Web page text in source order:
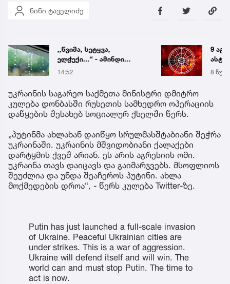
ნინი ტაველიძე
,,წვიმა, სეტყვა,
ელჭექი…“ - ამინდი
უარესდება
14:52
9
8
უკრაინის საგარეო საქმეთა მინისტრი დმიტრო
კულება დონბასში რუსეთის სამხედრო ოპერაციის
დაწყების შესახებ სოციალურ ქსელში წერს.
„პუტინმა ახლახან დაიწყო სრულმასშტაბიანი შეჭრა
უკრაინაში. უკრაინის მშვიდობიანი ქალაქები
დარტყმის ქვეშ არიან. ეს არის აგრესიის ომი.
უკრაინა თავს დაიცავს და გაიმარჯვებს. მსოფლიოს
შეუძლია და უნდა შეაჩეროს პუტინი. ახლა
მოქმედების დროა“, - წერს კულება Twitter-ზე.
Putin has just launched a full-scale invasion
of Ukraine. Peaceful Ukrainian cities are
under strikes. This is a war of aggression.
Ukraine will defend itself and will win. The
world can and must stop Putin. The time to
act is now.